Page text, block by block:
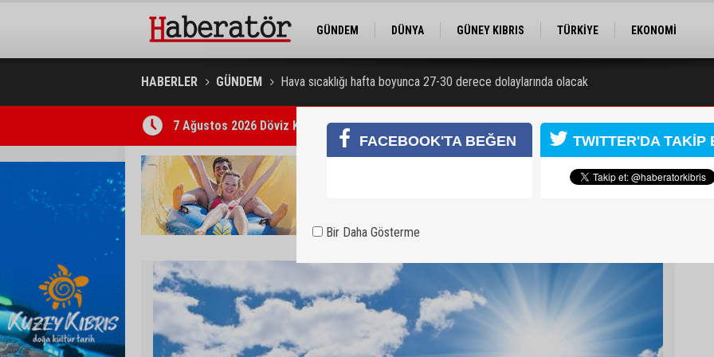
GÜNDEM DÜNYA GÜNEY KIBRIS TÜRKİYE
EKONOMİ
HABERLER GÜNDEM Hava sıcaklığı hafta boyunca 27-30 derece dolaylarında olacak
7 Ağustos 2026 Döviz Kurları
FACEBOOK'TA BEĞEN TWITTER'DA TAKİP
Bir Daha Gösterme